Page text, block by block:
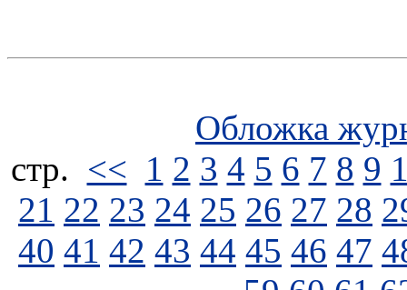
Обложка
стp. << 1 2 3 4 5 6 7 8 9
21 22 23 24 25 26 27 28
40 41 42 43 44 45 46 47